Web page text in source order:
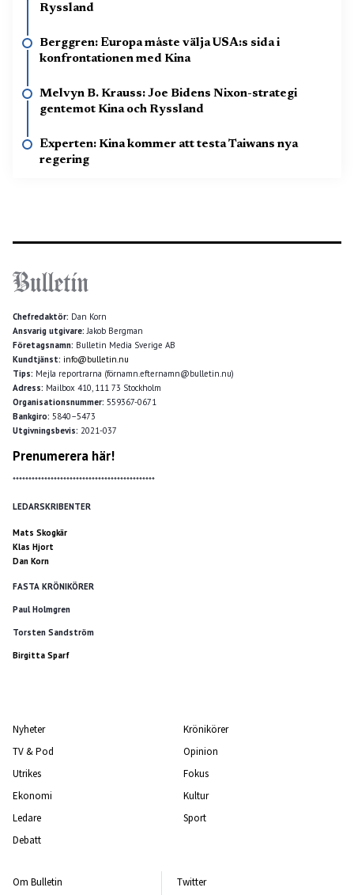
Ryssland
Berggren: Europa måste välja USA:s sida i
konfrontationen med Kina
Melvyn B. Krauss: Joe Bidens Nixon-strategi
gentemot Kina och Ryssland
Experten: Kina kommer att testa Taiwans nya
regering
Chefredaktör: Dan Korn
Ansvarig utgivare:Jakob Bergman
Företagsnamn: Bulletin Media Sverige AB
Kundtjänst: info@bulletin.nu
Tips: Mejla reportrarna (förnamn.efternamn@bulletin.nu)
Adress: Mailbox 410, 111 73 Stockholm
Organisationsnummer: 559367-0671
Bankgiro: 5840–5473
Utgivningsbevis: 2021-037
Prenumerera här!
*********************************************
LEDARSKRIBENTER
Mats Skogkär
Klas Hjort
Dan Korn
FASTA KRÖNIKÖRER
Paul Holmgren
Torsten Sandström
Birgitta Sparf
Nyheter
TV & Pod
Utrikes
Ekonomi
Ledare
Debatt
Krönikörer
Opinion
Fokus
Kultur
Sport
Om Bulletin Twitter